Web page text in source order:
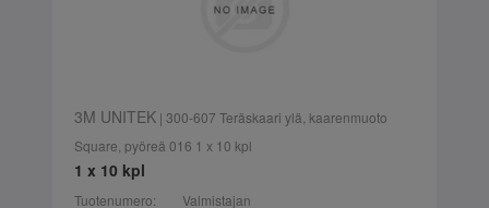
3M UNITEK| 300-607 Teräskaari ylä, kaarenmuoto
Square, pyöreä 016 1 x 10 kpl
1 x 10 kpl
Tuotenumero:
Valmistajan